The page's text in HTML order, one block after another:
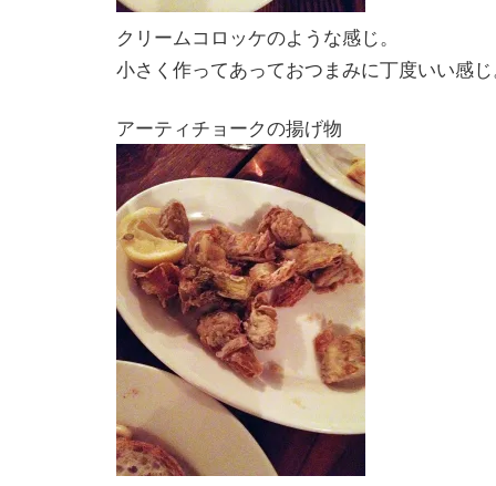
クリームコロッケのような感じ。
小さく作ってあっておつまみに丁度いい感
アーティチョークの揚げ物